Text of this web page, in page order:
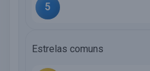
5
Estrelas comuns